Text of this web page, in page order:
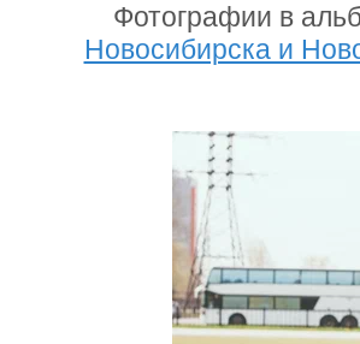
Фотографии в
Новосибирска и